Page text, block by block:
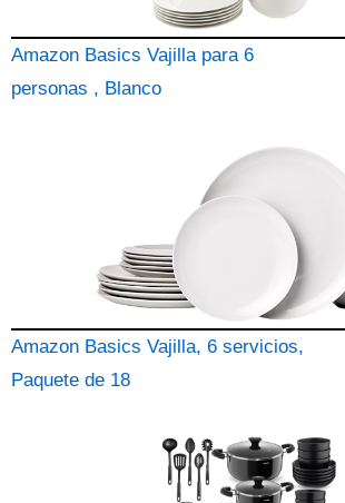
Amazon Basics Vajilla para 6
personas , Blanco
Amazon Basics Vajilla, 6 servicios,
Paquete de 18